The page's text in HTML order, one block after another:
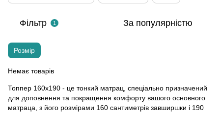
Фільтр 1 За популярністю
Розмір
Немає товарів
Топпер 160x190 - це тонкий матрац, спеціально призначений
для доповнення та покращення комфорту вашого основного
матраца, з його розмірами 160 сантиметрів завширшки і 190